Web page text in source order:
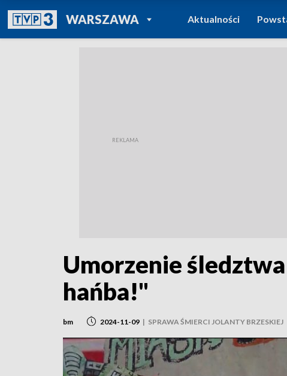
WARSZAWAPOWRÓT DO
TVP REGIONY
Aktualności
Umorzenie
hańba!"
bm 2024-11-09 | SPRAWA ŚMIERCI JOLANTY BRZESKIEJ